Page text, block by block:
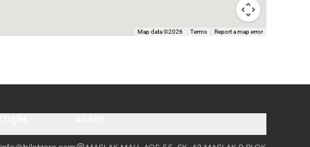
Map data ©2026 Terms Report a map error